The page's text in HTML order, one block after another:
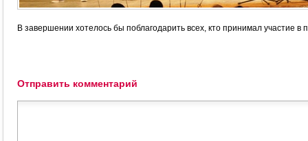
В завершении хотелось бы поблагодарить всех, кто принимал участие в
Отправить комментарий